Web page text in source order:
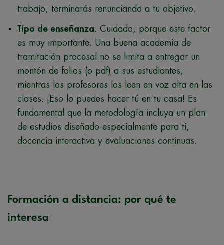
trabajo, terminarás renunciando a tu objetivo.
Tipo de enseñanza . Cuidado, porque este factor
es muy importante. Una buena academia de
tramitación procesal no se limita a entregar un
montón de folios (o pdf) a sus estudiantes,
mientras los profesores los leen en voz alta en las
clases. ¡Eso lo puedes hacer tú en tu casa! Es
fundamental que la metodología incluya un plan
de estudios diseñado especialmente para ti,
docencia interactiva y evaluaciones continuas.
Formación a distancia: por qué te
interesa